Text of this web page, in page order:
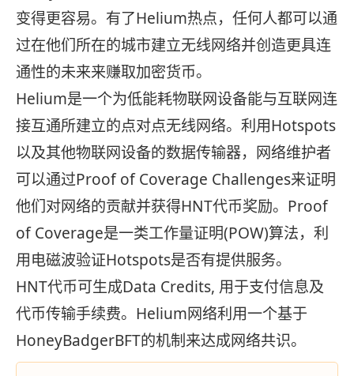
变得更容易。有了Helium热点，任何人都可以通
过在他们所在的城市建立无线网络并创造更具连
通性的未来来赚取加密货币。
Helium是一个为低能耗物联网设备能与互联网连
接互通所建立的点对点无线网络。利用Hotspots
以及其他物联网设备的数据传输器，网络维护者
可以通过Proof of Coverage Challenges来证明
他们对网络的贡献并获得HNT代币奖励。Proof
of Coverage是一类工作量证明(POW)算法，利
用电磁波验证Hotspots是否有提供服务。
HNT代币可生成Data Credits, 用于支付信息及
代币传输手续费。Helium网络利用一个基于
HoneyBadgerBFT的机制来达成网络共识。